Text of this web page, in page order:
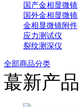
国产金相显微镜
国外金相显微镜
金相显微镜附件
应力测试仪
裂纹测深仪
全部商品分类
蕞新产品